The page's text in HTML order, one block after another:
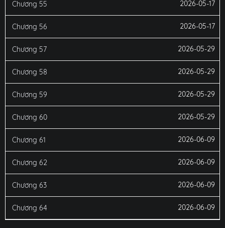
Chương 55 2026-05-17
Chương 56 2026-05-17
Chương 57 2026-05-29
Chương 58 2026-05-29
Chương 59 2026-05-29
Chương 60 2026-05-29
Chương 61 2026-06-09
Chương 62 2026-06-09
Chương 63 2026-06-09
Chương 64 2026-06-09